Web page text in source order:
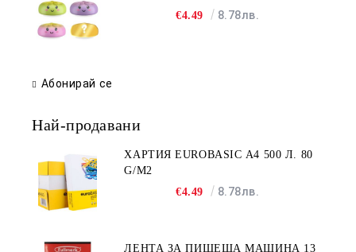
€4.49 8.78лв.
Абонирай се
Най-продавани
ХАРТИЯ EUROBASIC А4 500 Л. 80
G/M2
€4.49
8.78лв.
ЛЕНТА ЗА ПИШЕЩА МАШИНА 13